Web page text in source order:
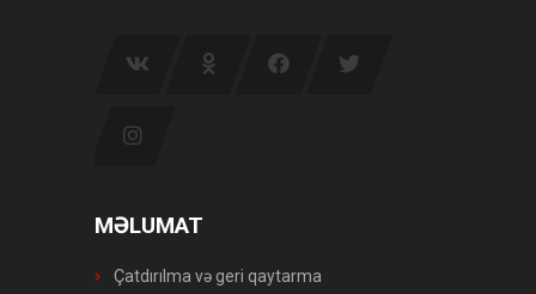
MƏLUMAT
Çatdırılma və geri qaytarma